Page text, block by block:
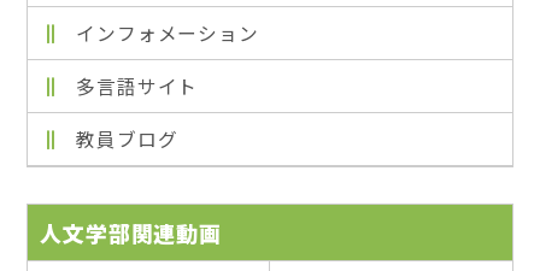
インフォメーション
多言語サイト
教員ブログ
人文学部関連動画